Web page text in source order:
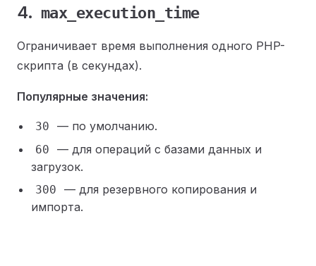
4. max_execution_time
Ограничивает время выполнения одного PHP-
скрипта (в секундах).
Популярные значения:
30 — по умолчанию.
60
— для операций с базами данных и
загрузок.
300
— для резервного копирования и
импорта.